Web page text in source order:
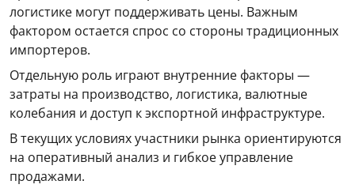
логистике могут поддерживать цены. Важным
фактором остается спрос со стороны традиционных
импортеров.
Отдельную роль играют внутренние факторы —
затраты на производство, логистика, валютные
колебания и доступ к экспортной инфраструктуре.
В текущих условиях участники рынка ориентируются
на оперативный анализ и гибкое управление
продажами.